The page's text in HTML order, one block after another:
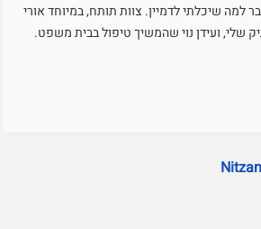
למה שיכלתי לדמיין. צוות תותח, במיוחד אורי
שלי, ועידן נוי שהמשיך טיפול בבית משפט.